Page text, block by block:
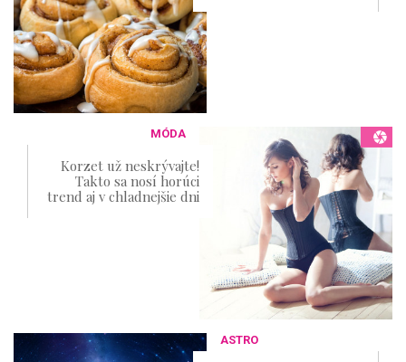
MÓDA
Korzet už neskrývajte!
Takto sa nosí horúci
trend aj v chladnejšie dni
ASTRO